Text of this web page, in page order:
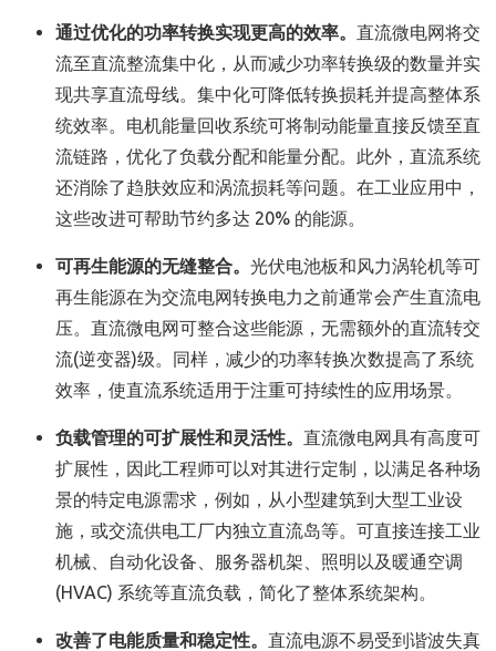
通过优化的功率转换实现更高的效率。 直流微电网将交
流至直流整流集中化，从而减少功率转换级的数量并实
现共享直流母线。集中化可降低转换损耗并提高整体系
统效率。电机能量回收系统可将制动能量直接反馈至直
流链路，优化了负载分配和能量分配。此外，直流系统
还消除了趋肤效应和涡流损耗等问题。在工业应用中，
这些改进可帮助节约多达 20% 的能源。
可再生能源的无缝整合。 光伏电池板和风力涡轮机等可
再生能源在为交流电网转换电力之前通常会产生直流电
压。直流微电网可整合这些能源，无需额外的直流转交
流(逆变器)级。同样，减少的功率转换次数提高了系统
效率，使直流系统适用于注重可持续性的应用场景。
负载管理的可扩展性和灵活性。 直流微电网具有高度可
扩展性，因此工程师可以对其进行定制，以满足各种场
景的特定电源需求，例如，从小型建筑到大型工业设
施，或交流供电工厂内独立直流岛等。可直接连接工业
机械、自动化设备、服务器机架、照明以及暖通空调
(HVAC) 系统等直流负载，简化了整体系统架构。
改善了电能质量和稳定性。 直流电源不易受到谐波失真